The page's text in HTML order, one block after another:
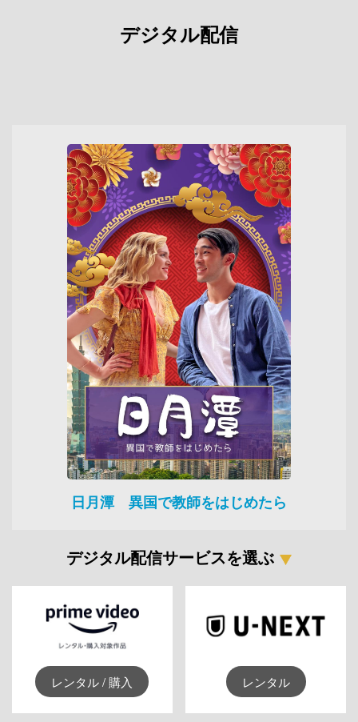
デジタル配信
日月潭 異国で教師をはじめたら
デジタル配信サービスを選ぶ
レンタル / 購入 レンタル